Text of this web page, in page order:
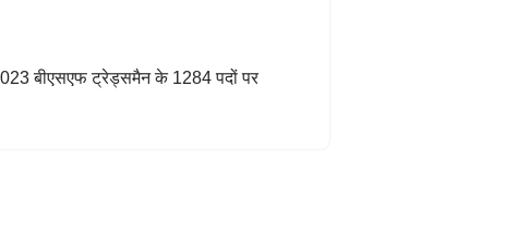
बीएसएफ ट्रेड्समैन के 1284 पदों पर